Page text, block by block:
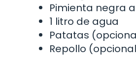
Pimienta negra
1 litro de agua
Patatas
Repollo